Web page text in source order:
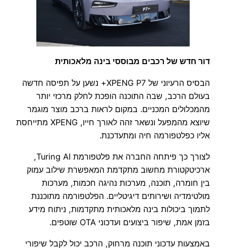
דור חדש של רכבים מבוססי בינה מלאכותית
הבסיס הרעיוני של XPENG P7+ נשען על תפיסה חדשה
בעולם הרכב, שבה התוכנה הופכת לחלק מרכזי יותר
מהמכלולים המכניים. במקום לראות ברכב מוצר מוגמר
שיוצא מהמפעל ונשאר זהה לאורך חייו, XPENG מתייחסת
אליו כפלטפורמה חיה ומתעדכנת.
לצורך כך פיתחה החברה את פלטפורמת Turing AI,
ארכיטקטורת מחשוב מתקדמת המאפשרת שילוב עמוק
בין חומרה, תוכנה, מערכות נהיגה חכמות, מערכות
מולטימדיה ושירותים דיגיטליים. הפלטפורמה מתוכננת
לתמוך ביכולות בינה מלאכותית מתקדמות, ניתוח מידע
בזמן אמת, שיפור ביצועים ועדכוני OTA שוטפים.
באמצעות עדכוני תוכנה מרחוק, הרכב יכול לקבל שיפורי